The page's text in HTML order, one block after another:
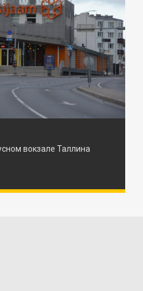
вокзале Таллина